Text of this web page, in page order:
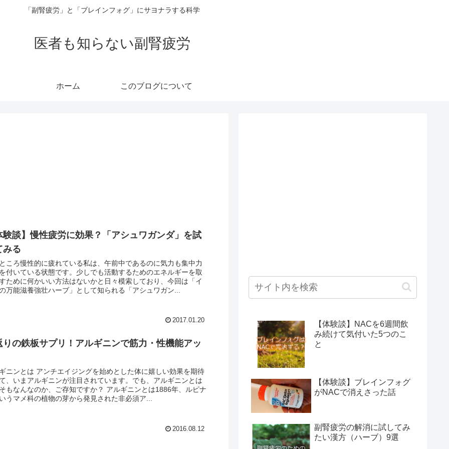
「副腎疲労」と「ブレインフォグ」にサヨナラする科学
医者も知らない副腎疲労
ホーム このブログについて
験談】慢性疲労に効果？「アシュワガンダ」を試
みる
ころ慢性的に疲れている私は、午前中であるのに気力も集中力
付いている状態です。少しでも活動するためのエネルギーを取
ために何かいい方法はないかと日々模索しており、今回は「イ
万能滋養強壮ハーブ」として知られる「アシュワガン...
2017.01.20
りの鉄板サプリ！アルギニンで筋力・性機能アッ
ニンとは アンチエイジングを始めとした体に嬉しい効果を期待
、いまアルギニンが注目されています。でも、アルギニンとは
もなんなのか、ご存知ですか？ アルギニンとは1886年、ルピナ
うマメ科の植物の芽から発見された非必須ア...
2016.08.12
【体験談】NACを6週間飲
み続けて気付いた5つのこ
と
【体験談】ブレインフォグ
がNACで消えさった話
副腎疲労の解消に試してみ
たい漢方（ハーブ）9選